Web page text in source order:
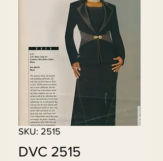
SKU: 2515
DVC 2515